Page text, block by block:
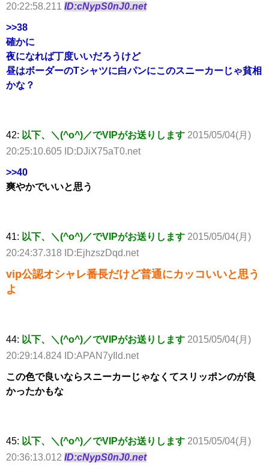
20:22:58.211 ID:cNypS0nJ0.net
>>38
確かに
夜になれば丁度いいだろうけど
昼はボーダーのTシャツに白パンにこのスニーカーじゃ貧相
かな？
42: 以下、＼(^o^)／でVIPがお送りします 2015/05/04(月)
20:25:10.605 ID:DJiX75aT0.net
>>40
爽やかでいいと思う
41: 以下、＼(^o^)／でVIPがお送りします 2015/05/04(月)
20:24:37.318 ID:EjhzszDqd.net
vip公認オシャレ番長だけど普通にカッコいいと思う
よ
44: 以下、＼(^o^)／でVIPがお送りします 2015/05/04(月)
20:29:14.824 ID:APAN7yIld.net
この色で良いならスニーカーじゃなくてスリッポンのが良
かったかもな
45: 以下、＼(^o^)／でVIPがお送りします 2015/05/04(月)
20:36:13.012 ID:cNypS0nJ0.net